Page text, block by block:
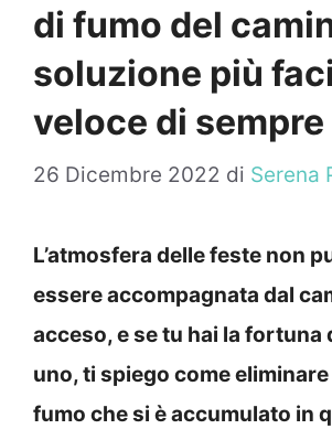
di fumo del
soluzione più
veloce di sempre
26 Dicembre 2022 di Serena
L’atmosfera delle feste non
essere accompagnata dal
acceso, e se tu hai la fortuna
uno, ti spiego come eliminare
fumo che si è accumulato in